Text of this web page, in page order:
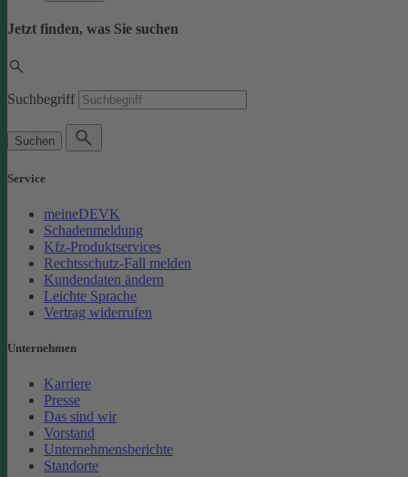
Jetzt finden, was Sie suchen
Suchbegriff
Suchen
Service
meineDEVK
Schadenmeldung
Kfz-Produktservices
Rechtsschutz-Fall melden
Kundendaten ändern
Leichte Sprache
Vertrag widerrufen
Unternehmen
Karriere
Presse
Das sind wir
Vorstand
Unternehmensberichte
Standorte